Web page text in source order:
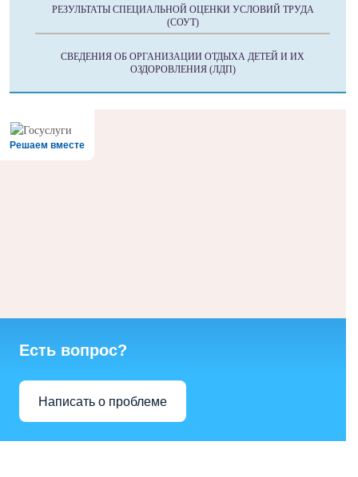
РЕЗУЛЬТАТЫ СПЕЦИАЛЬНОЙ ОЦЕНКИ УСЛОВИЙ ТРУДА
(СОУТ)
СВЕДЕНИЯ ОБ ОРГАНИЗАЦИИ ОТДЫХА ДЕТЕЙ И ИХ
ОЗДОРОВЛЕНИЯ (ЛДП)
Решаем вместе
Есть вопрос?
Написать о проблеме